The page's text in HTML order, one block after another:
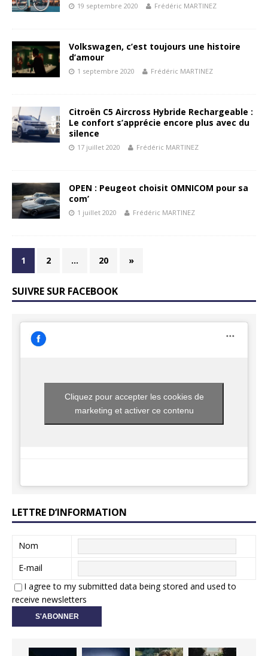
19 septembre 2020 Frédéric MARTINEZ
Volkswagen, c’est toujours une histoire
d’amour
1 septembre 2020 Frédéric MARTINEZ
Citroën C5 Aircross Hybride Rechargeable :
Le confort s’apprécie encore plus avec du
silence
17 juillet 2020 Frédéric MARTINEZ
OPEN : Peugeot choisit OMNICOM pour sa
com’
1 juillet 2020 Frédéric MARTINEZ
1 2 … 20 »
SUIVRE SUR FACEBOOK
Cliquez pour accepter les cookies de
marketing et activer ce contenu
LETTRE D’INFORMATION
Nom
E-mail
I agree to my submitted data being stored and used to
receive newsletters